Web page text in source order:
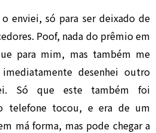
enviei, só para ser deixado de
Poof, nada do prêmio em
para mim, mas também me
desenhei outro
Só que este também foi
telefone tocou, e era de um
má forma, mas pode chegar a